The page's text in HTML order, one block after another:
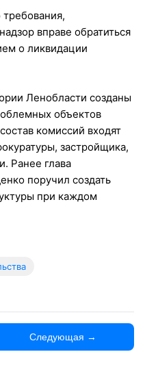
вправе обратиться
о ликвидации
Ленобласти созданы
объектов
комиссий входят
застройщика,
Ранее глава
поручил создать
при каждом
Следующая →